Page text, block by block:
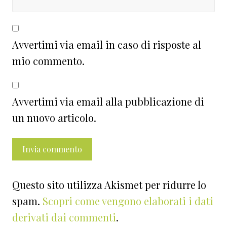
Avvertimi via email in caso di risposte al
mio commento.
Avvertimi via email alla pubblicazione di
un nuovo articolo.
Questo sito utilizza Akismet per ridurre lo
spam. Scopri come vengono elaborati i dati
derivati dai commenti.